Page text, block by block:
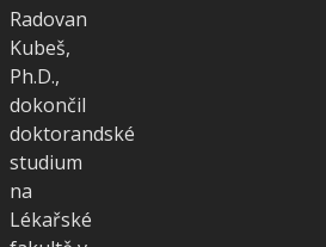
Radovan
Kubeš,
Ph.D.,
dokončil
doktorandské
studium
na
Lékařské